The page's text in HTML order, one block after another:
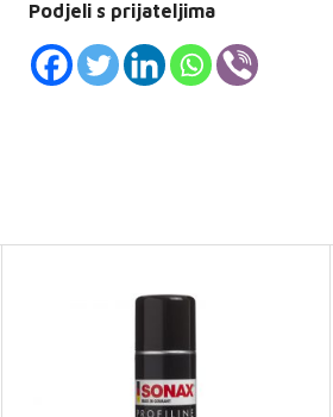
Podjeli s prijateljima